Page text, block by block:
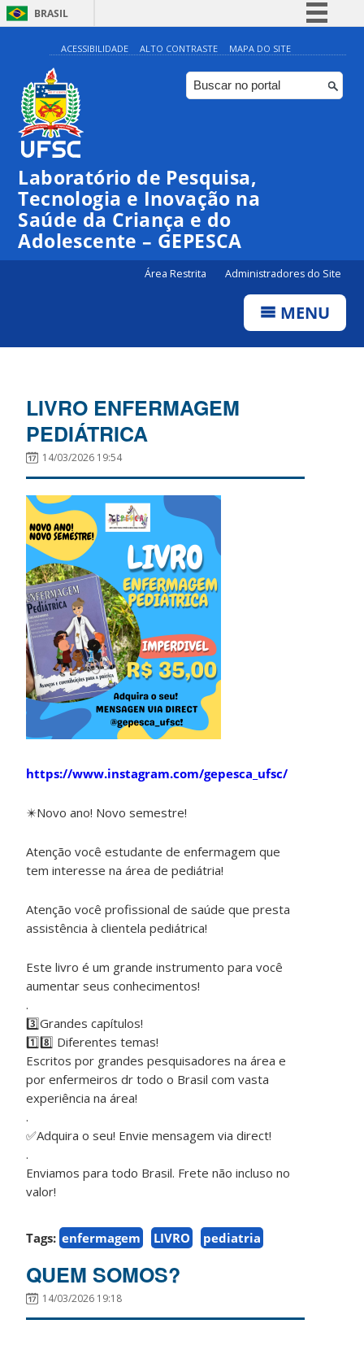
BRASIL
Simplifique!
Comunica BR
Participe
Canais
ACESSIBILIDADE ALTO CONTRASTE MAPA DO SITE
Laboratório de Pesquisa,
Tecnologia e Inovação na
Saúde da Criança e do
Adolescente – GEPESCA
Área Restrita Administradores do Site
MENU
LIVRO ENFERMAGEM
PEDIÁTRICA
14/03/2026 19:54
https://www.instagram.com/gepesca_ufsc/
✴️Novo ano! Novo semestre!
Atenção você estudante de enfermagem que
tem interesse na área de pediátria!
Atenção você profissional de saúde que presta
assistência à clientela pediátrica!
Este livro é um grande instrumento para você
aumentar seus conhecimentos!
.
3️⃣Grandes capítulos!
1️⃣8️⃣ Diferentes temas!
Escritos por grandes pesquisadores na área e
por enfermeiros dr todo o Brasil com vasta
experiência na área!
.
✅️Adquira o seu! Envie mensagem via direct!
.
Enviamos para todo Brasil. Frete não incluso no
valor!
Tags: enfermagem LIVRO pediatria
QUEM SOMOS?
14/03/2026 19:18